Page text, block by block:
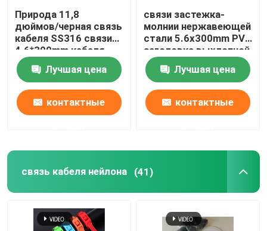
Пластиковое уплотнение безопасностью
инструменты связи кабеля
Природа 11,8
дюймов/черная связь
кабеля SS316 связи
4.6*300mm кабеля
нержавеющей стали
Лучшая цена
контактные
связи застежка-
молнии нержавеющей
стали 5.6x300mm PVC
заголовка выхлопной
трубы покрыл SS
привязывают связи
Лучшая цена
контактные
связь кабеля нейлона (41)